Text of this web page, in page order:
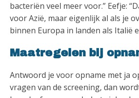
bacteriën veel meer voor.” Eefje:
voor Azië, maar eigenlijk al als je
binnen Europa in landen als Italië
Maatregelen bij
Antwoord je voor opname met ja
vragen van de screening, dan